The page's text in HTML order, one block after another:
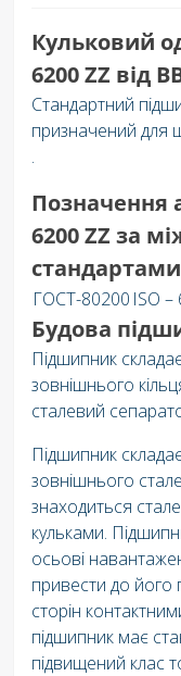
Кульковий
6200 ZZ від
Стандартний
призначений для
.
Позначення
6200 ZZ за
ГОСТ-80200 ISO
Будова
Підшипник
зовнішнього
сталевий
Підшипник
зовнішнього
знаходиться
кульками.
осьові
привести до його
сторін
підшипник має
підвищений клас